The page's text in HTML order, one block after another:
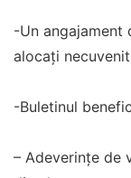
-Un angajament
alocați
-Buletinul
– Adeverințe de